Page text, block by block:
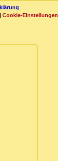
| Cookie-Einstellungen